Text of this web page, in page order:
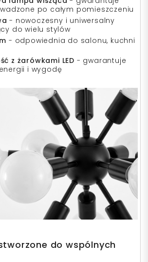
po całym pomieszczeniu
- nowoczesny i uniwersalny
do wielu stylów
- odpowiednia do salonu, kuchni
z żarówkami LED - gwarantuje
i wygodę
do wspólnych